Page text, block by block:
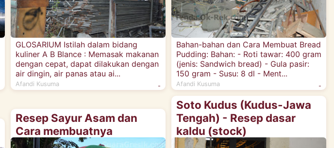
GLOSARIUM Istilah dalam bidang
kuliner A B Blance : Memasak makanan
dengan cepat, dapat dilakukan dengan
air dingin, air panas atau ai...
Afandi Kusuma -
Bahan-bahan dan Cara Membuat Bread
Pudding: Bahan: - Roti tawar: 400 gram
(jenis: Sandwich bread) - Gula pasir:
150 gram - Susu: 8 dl - Ment...
Afandi Kusuma -
Resep Sayur Asam dan
Cara membuatnya
Soto Kudus (Kudus-Jawa
Tengah) - Resep dasar
kaldu (stock)